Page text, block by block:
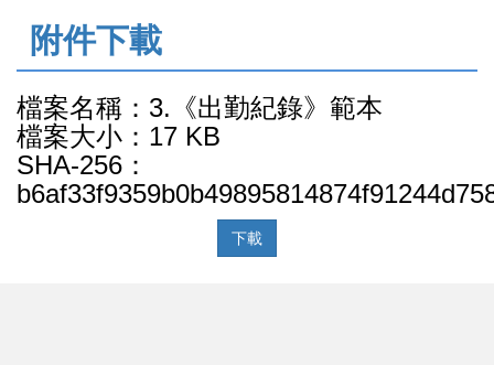
附件下載
檔案名稱：3.《出勤紀錄》範本
檔案大小：17 KB
SHA-256：
下載